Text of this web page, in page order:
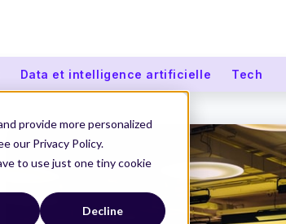
provide more personalized
our Privacy Policy.
to use just one tiny cookie
Decline
Data et intelligence artificielle Tech